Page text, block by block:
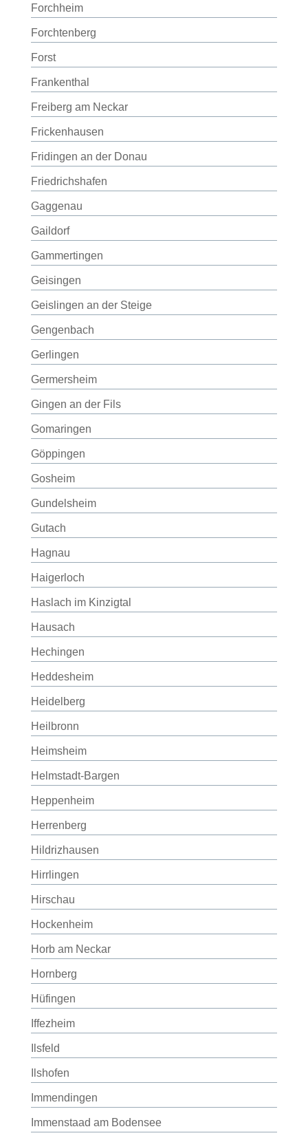
Forchheim
Forchtenberg
Forst
Frankenthal
Freiberg am Neckar
Frickenhausen
Fridingen an der Donau
Friedrichshafen
Gaggenau
Gaildorf
Gammertingen
Geisingen
Geislingen an der Steige
Gengenbach
Gerlingen
Germersheim
Gingen an der Fils
Gomaringen
Göppingen
Gosheim
Gundelsheim
Gutach
Hagnau
Haigerloch
Haslach im Kinzigtal
Hausach
Hechingen
Heddesheim
Heidelberg
Heilbronn
Heimsheim
Helmstadt-Bargen
Heppenheim
Herrenberg
Hildrizhausen
Hirrlingen
Hirschau
Hockenheim
Horb am Neckar
Hornberg
Hüfingen
Iffezheim
Ilsfeld
Ilshofen
Immendingen
Immenstaad am Bodensee